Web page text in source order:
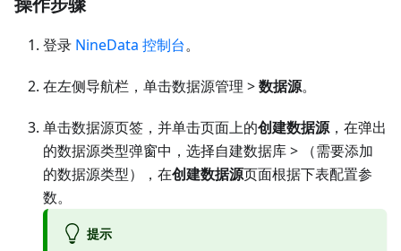
登录 NineData 控制台。
在左侧导航栏，单击数据源管理 >数据源。
单击数据源页签，并单击页面上的创建数据源，在弹出
的数据源类型弹窗中，选择自建数据库> （需要添加
的数据源类型），在创建数据源页面根据下表配置参
数。
提示